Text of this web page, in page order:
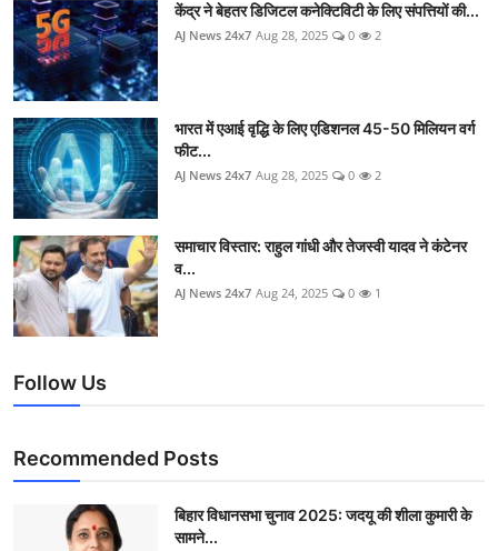
केंद्र ने बेहतर डिजिटल कनेक्टिविटी के लिए संपत्तियों की...
AJ News 24x7 Aug 28, 2025 0 2
भारत में एआई वृद्धि के लिए एडिशनल 45-50 मिलियन वर्ग
फीट...
AJ News 24x7 Aug 28, 2025 0 2
समाचार विस्तार: राहुल गांधी और तेजस्वी यादव ने कंटेनर
व...
AJ News 24x7 Aug 24, 2025 0 1
Follow Us
Recommended Posts
बिहार विधानसभा चुनाव 2025: जदयू की शीला कुमारी के
सामने...